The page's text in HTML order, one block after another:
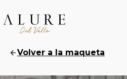
Volver a la maqueta